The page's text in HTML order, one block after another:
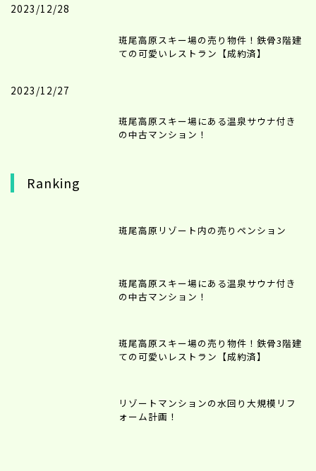
2023/12/28
斑尾高原スキー場の売り物件！鉄骨3階建
ての可愛いレストラン【成約済】
2023/12/27
斑尾高原スキー場にある温泉サウナ付き
の中古マンション！
Ranking
斑尾高原リゾート内の売りペンション
斑尾高原スキー場にある温泉サウナ付き
の中古マンション！
斑尾高原スキー場の売り物件！鉄骨3階建
ての可愛いレストラン【成約済】
リゾートマンションの水回り大規模リフ
ォーム計画！